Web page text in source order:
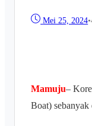
Mei 25, 2024•
Mamuju–
Boat)